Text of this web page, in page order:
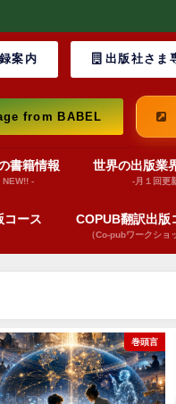
案内 出版社さま
from BABEL
書籍情報
NEW!! -
世界の出版業
-月１回更
コース COPUB翻訳出版
（Co-pubワークショ
巻頭言